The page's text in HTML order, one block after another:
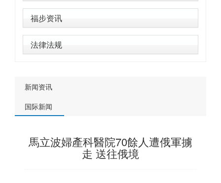
福步资讯
法律法规
新闻资讯
国际新闻
馬立波婦產科醫院70餘人遭俄軍擄
走 送往俄境